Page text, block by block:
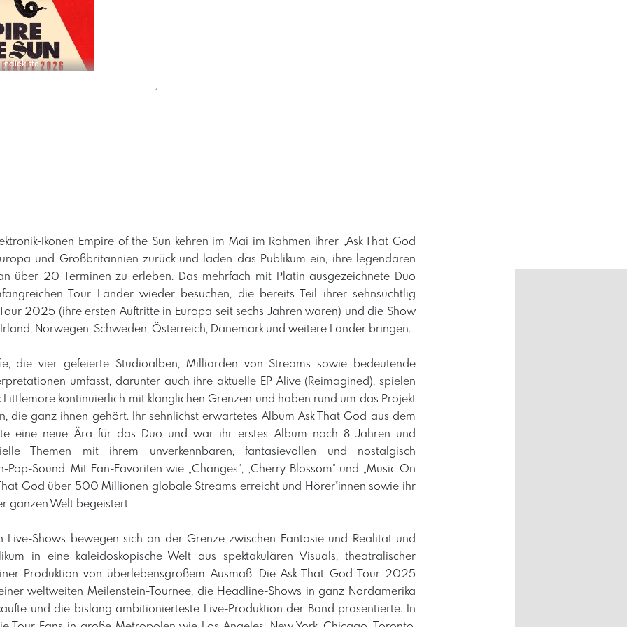
Indiekiste
´
Ikonen Empire of the Sun kehren im Mai im Rahmen ihrer „Ask That God
und Großbritannien zurück und laden das Publikum ein, ihre legendären
über 20 Terminen zu erleben. Das mehrfach mit Platin ausgezeichnete Duo
Tour Länder wieder besuchen, die bereits Teil ihrer sehnsüchtlig
2025 (ihre ersten Auftritte in Europa seit sechs Jahren waren) und die Show
Norwegen, Schweden, Österreich, Dänemark und weitere Länder bringen.
die vier gefeierte Studioalben, Milliarden von Streams sowie bedeutende
umfasst, darunter auch ihre aktuelle EP Alive (Reimagined), spielen
Littlemore kontinuierlich mit klanglichen Grenzen und haben rund um das Projekt
die ganz ihnen gehört. Ihr sehnlichst erwartetes Album Ask That God aus dem
eine neue Ära für das Duo und war ihr erstes Album nach 8 Jahren und
Themen mit ihrem unverkennbaren, fantasievollen und nostalgisch
Pop-Sound. Mit Fan-Favoriten wie „Changes“, „Cherry Blossom“ und „Music On
God über 500 Millionen globale Streams erreicht und Hörer*innen sowie ihr
ganzen Welt begeistert.
Live-Shows bewegen sich an der Grenze zwischen Fantasie und Realität und
in eine kaleidoskopische Welt aus spektakulären Visuals, theatralischer
Produktion von überlebensgroßem Ausmaß. Die Ask That God Tour 2025
weltweiten Meilenstein-Tournee, die Headline-Shows in ganz Nordamerika
und die bislang ambitionierteste Live-Produktion der Band präsentierte. In